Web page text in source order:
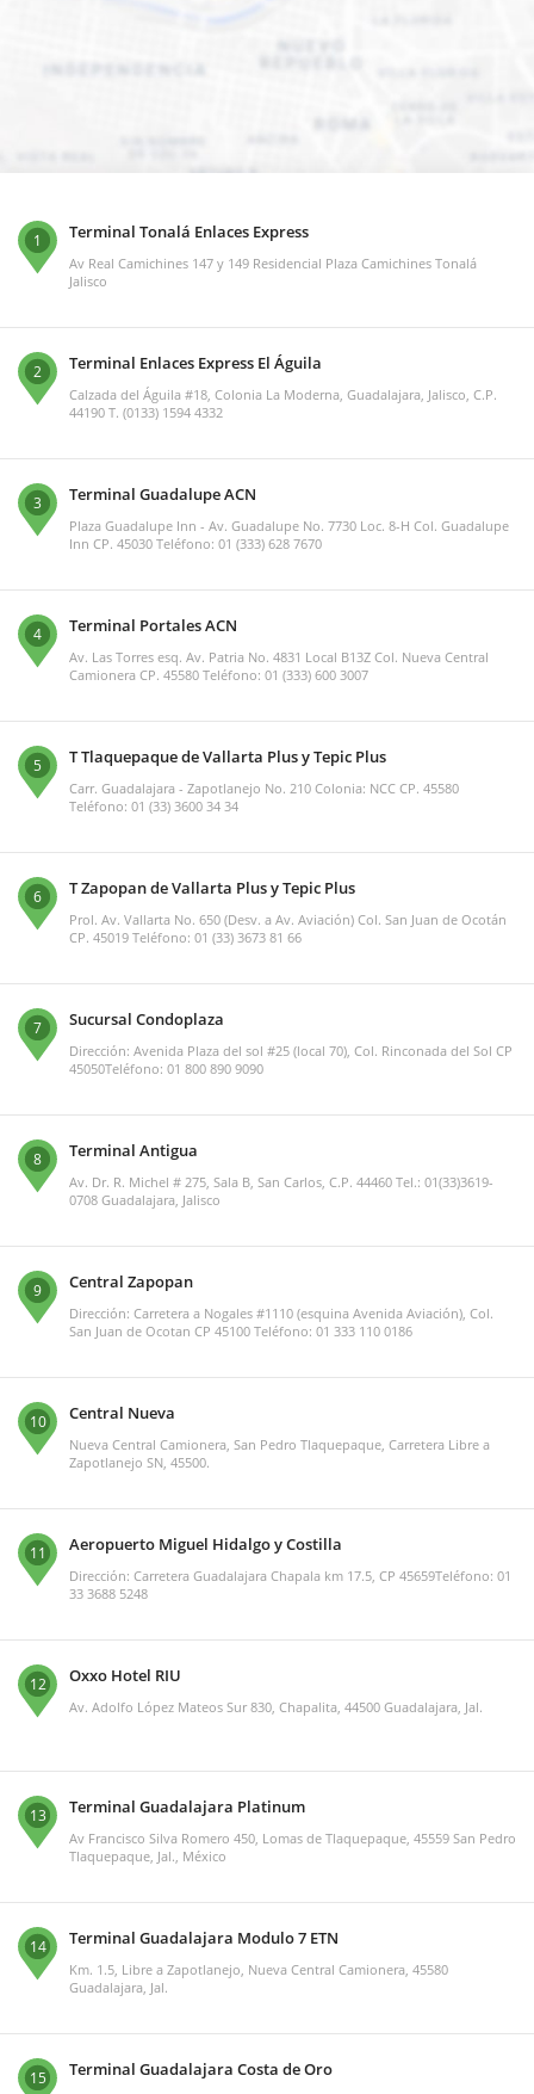
1 Terminal Tonalá Enlaces Express
Av Real Camichines 147 y 149 Residencial Plaza Camichines Tonalá
Jalisco
2 Terminal Enlaces Express El Águila
Calzada del Águila #18, Colonia La Moderna, Guadalajara, Jalisco, C.P.
44190 T. (0133) 1594 4332
3 Terminal Guadalupe ACN
Plaza Guadalupe Inn - Av. Guadalupe No. 7730 Loc. 8-H Col. Guadalupe
Inn CP. 45030 Teléfono: 01 (333) 628 7670
4 Terminal Portales ACN
Av. Las Torres esq. Av. Patria No. 4831 Local B13Z Col. Nueva Central
Camionera CP. 45580 Teléfono: 01 (333) 600 3007
5 T Tlaquepaque de Vallarta Plus y Tepic Plus
Carr. Guadalajara - Zapotlanejo No. 210 Colonia: NCC CP. 45580
Teléfono: 01 (33) 3600 34 34
6 T Zapopan de Vallarta Plus y Tepic Plus
Prol. Av. Vallarta No. 650 (Desv. a Av. Aviación) Col. San Juan de Ocotán
CP. 45019 Teléfono: 01 (33) 3673 81 66
7 Sucursal Condoplaza
Dirección: Avenida Plaza del sol #25 (local 70), Col. Rinconada del Sol CP
45050Teléfono: 01 800 890 9090
8 Terminal Antigua
Av. Dr. R. Michel # 275, Sala B, San Carlos, C.P. 44460 Tel.: 01(33)3619-
0708 Guadalajara, Jalisco
9 Central Zapopan
Dirección: Carretera a Nogales #1110 (esquina Avenida Aviación), Col.
San Juan de Ocotan CP 45100 Teléfono: 01 333 110 0186
10 Central Nueva
Nueva Central Camionera, San Pedro Tlaquepaque, Carretera Libre a
Zapotlanejo SN, 45500.
11 Aeropuerto Miguel Hidalgo y Costilla
Dirección: Carretera Guadalajara Chapala km 17.5, CP 45659Teléfono: 01
33 3688 5248
12 Oxxo Hotel RIU
Av. Adolfo López Mateos Sur 830, Chapalita, 44500 Guadalajara, Jal.
13 Terminal Guadalajara Platinum
Av Francisco Silva Romero 450, Lomas de Tlaquepaque, 45559 San Pedro
Tlaquepaque, Jal., México
14 Terminal Guadalajara Modulo 7 ETN
Km. 1.5, Libre a Zapotlanejo, Nueva Central Camionera, 45580
Guadalajara, Jal.
15 Terminal Guadalajara Costa de Oro